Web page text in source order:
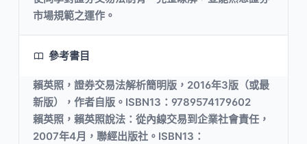
市場規範之運作。
參考書目
賴英照，證券交易法解析簡明版，2016年3版（或最
新版），作者自版。ISBN13：9789574179602
賴英照，賴英照說法：從內線交易到企業社會責任，
2007年4月，聯經出版社。ISBN13：